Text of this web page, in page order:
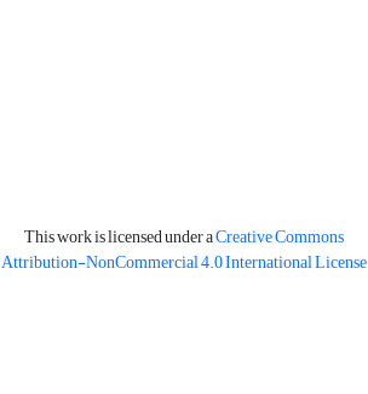
This work is licensed under aCreative Commons
Attribution-NonCommercial 4.0 International License